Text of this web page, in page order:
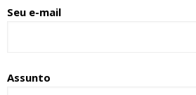
Seu e-mail
Assunto